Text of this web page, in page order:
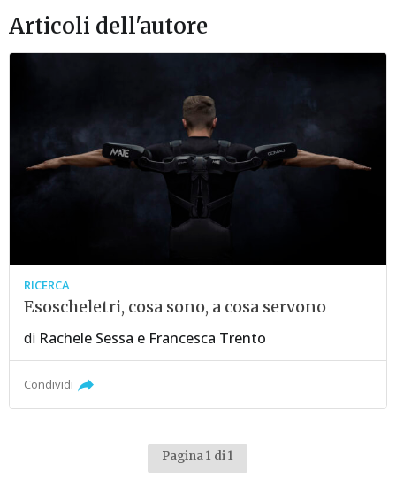
Articoli dell'autore
RICERCA
Esoscheletri, cosa sono, a cosa servono
di Rachele Sessa e Francesca Trento
Condividi
Pagina 1 di 1